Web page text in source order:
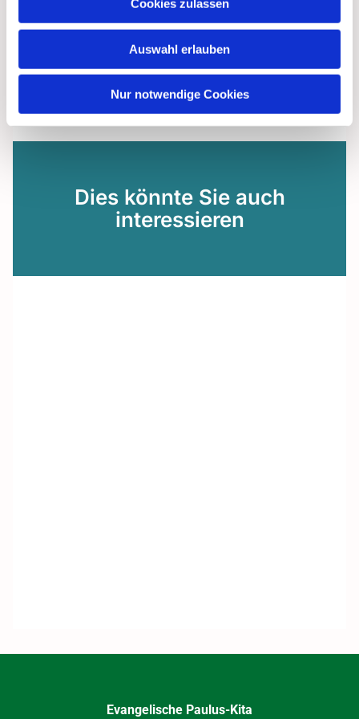
Cookies zulassen
Auswahl erlauben
Nur notwendige Cookies
Dies könnte Sie auch
interessieren
Evangelische Paulus-Kita